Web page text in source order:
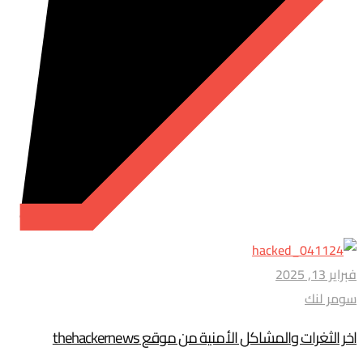
فبراير 13, 2025
سومر لنك
اخر الثغرات والمشاكل الأمنية من موقع thehackernews